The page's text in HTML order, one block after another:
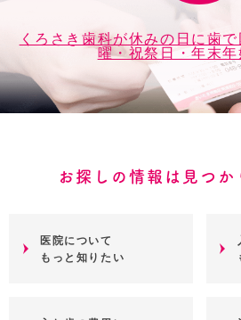
くろさき歯科が休みの日に歯
曜・祝祭日・年末年
お探しの情報は見つか
医院について
もっと知りたい